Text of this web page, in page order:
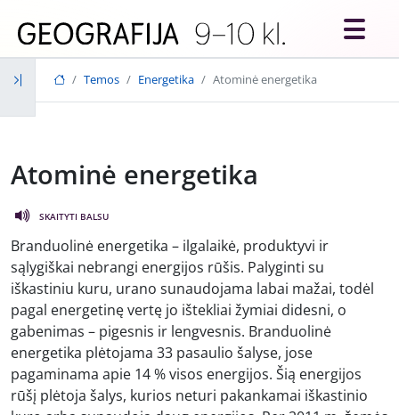
Temos Energetika Atominė energetika
Atominė energetika
SKAITYTI BALSU
Branduolinė energetika – ilgalaikė, produktyvi ir
sąlygiškai nebrangi energijos rūšis. Palyginti su
iškastiniu kuru, urano sunaudojama labai mažai, todėl
pagal energetinę vertę jo ištekliai žymiai didesni, o
gabenimas – pigesnis ir lengvesnis. Branduolinė
energetika plėtojama 33 pasaulio šalyse, jose
pagaminama apie 14 % visos energijos. Šią energijos
rūšį plėtoja šalys, kurios neturi pakankamai iškastinio